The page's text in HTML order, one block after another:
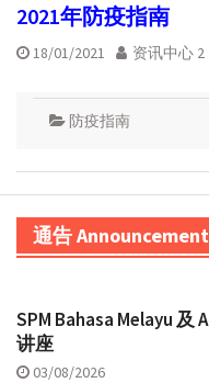
2021年防疫指南
18/01/2021 资讯中心 2
防疫指南
通告 Announcement
SPM Bahasa Melayu
讲座
03/08/2026